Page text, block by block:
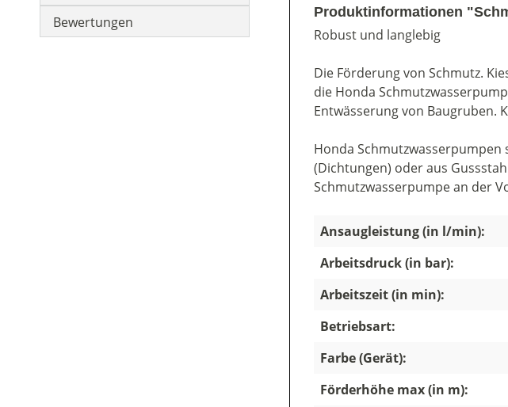
Bewertungen
Produktinformationen
Robust und langlebig
Die Förderung von Schmutz.
die Honda
Entwässerung von Baugruben.
Honda
(Dichtungen) oder aus
Schmutzwasserpumpe an der
Ansaugleistung (in l/min):
Arbeitsdruck (in bar):
Arbeitszeit (in min):
Betriebsart:
Farbe (Gerät):
Förderhöhe max (in m):